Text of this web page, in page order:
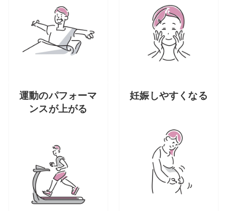
運動のパフォーマ
ンスが上がる
妊娠しやすくなる